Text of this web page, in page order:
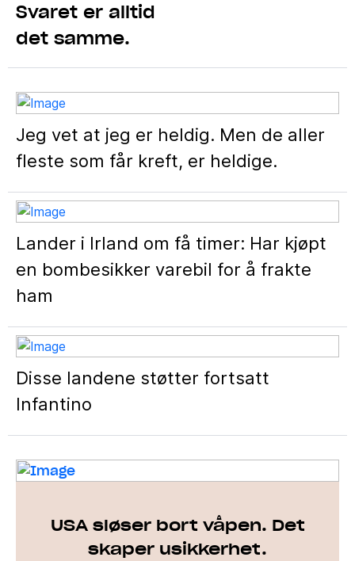
Svaret er alltid
det samme.
Jeg vet at jeg er heldig. Men de aller
fleste som får kreft, er heldige.
Lander i Irland om få timer: Har kjøpt
en bombesikker varebil for å frakte
ham
Disse landene støtter fortsatt
Infantino
USA sløser bort våpen. Det
skaper usikkerhet.